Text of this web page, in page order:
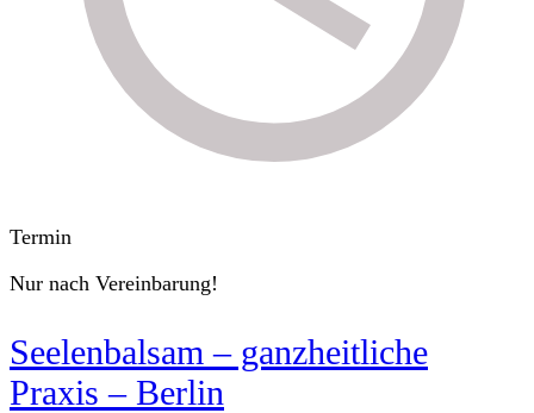
Termin
Nur nach Vereinbarung!
Seelenbalsam – ganzheitliche
Praxis – Berlin